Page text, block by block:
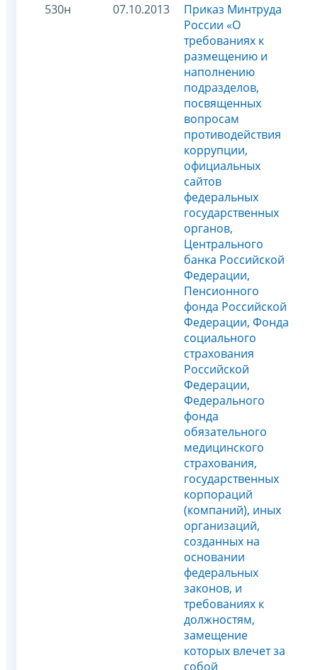
530н 07.10.2013
Приказ Минтруда
России «О
требованиях к
размещению и
наполнению
подразделов,
посвященных
вопросам
противодействия
коррупции,
официальных
сайтов
федеральных
государственных
органов,
Центрального
банка Российской
Федерации,
Пенсионного
фонда Российской
Федерации, Фонда
социального
страхования
Российской
Федерации,
Федерального
фонда
обязательного
медицинского
страхования,
государственных
корпораций
(компаний), иных
организаций,
созданных на
основании
федеральных
законов, и
требованиях к
должностям,
замещение
которых влечет за
собой